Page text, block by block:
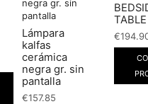
Lámpara
kalfas
cerámica
negra gr. sin
pantalla
€157.85
€